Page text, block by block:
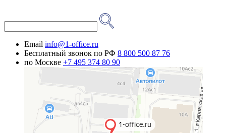
Email info@1-office.ru
Бесплатный звонок по РФ 8 800 500 87 76
по Москве +7 495 374 80 90